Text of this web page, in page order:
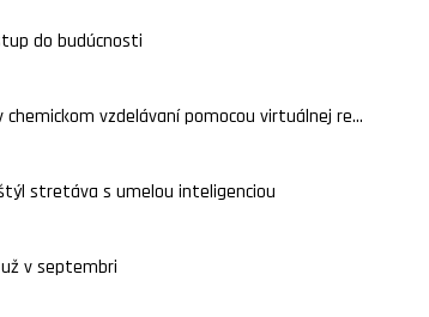
do budúcnosti
chemickom vzdelávaní pomocou virtuálnej re...
stretáva s umelou inteligenciou
v septembri